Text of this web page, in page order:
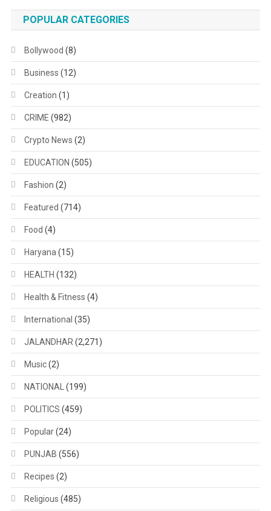
POPULAR CATEGORIES
Bollywood (8)
Business (12)
Creation (1)
CRIME (982)
Crypto News (2)
EDUCATION (505)
Fashion (2)
Featured (714)
Food (4)
Haryana (15)
HEALTH (132)
Health & Fitness (4)
International (35)
JALANDHAR (2,271)
Music(2)
NATIONAL (199)
POLITICS (459)
Popular(24)
PUNJAB (556)
Recipes (2)
Religious (485)